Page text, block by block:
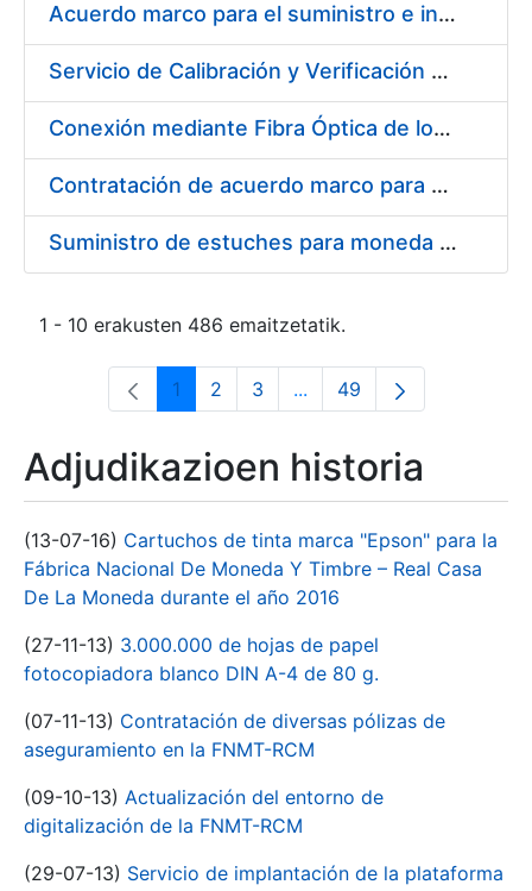
Acuerdo marco para el suministro e instalación de persianas, estores y otros complementos
Servicio de Calibración y Verificación Externa de los Equipos de Medición del Servicio de Prevención de la FNMT-RCM
Conexión mediante Fibra Óptica de los Centros de Proceso de Datos (CPDs) de las sedes de la FNMT-RCM de Burgos y Madrid
Contratación de acuerdo marco para el Suministro de Material de Electricidad para la Fábrica Nacional de Moneda y Timbre-Real Casa de la Moneda en su centro de trabajo de Burgos
Suministro de estuches para moneda de 30 €
1 - 10 erakusten 486 emaitzetatik.
Orrialdea
1 Orrialdea
2 Orrialdea
3 ...Intermediate Pages Use
Orrialdea
49
Adjudikazioen historia
(13-07-16) Cartuchos de tinta marca "Epson" para la
Fábrica Nacional De Moneda Y Timbre – Real Casa
De La Moneda durante el año 2016
(27-11-13) 3.000.000 de hojas de papel
fotocopiadora blanco DIN A-4 de 80 g.
(07-11-13) Contratación de diversas pólizas de
aseguramiento en la FNMT-RCM
(09-10-13) Actualización del entorno de
digitalización de la FNMT-RCM
(29-07-13) Servicio de implantación de la plataforma